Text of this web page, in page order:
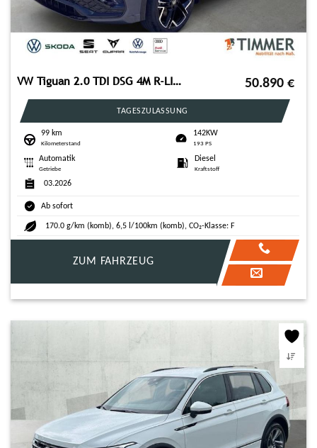
VW Tiguan 2.0 TDI DSG 4M R-LINE BLACK +AHK +PANO +S 50.890 €
TAGESZULASSUNG
99 km
Kilometerstand
142KW
193 PS
Automatik
Getriebe
Diesel
Kraftstoff
03.2026
Ab sofort
170.0 g/km (komb), 6,5 l/100km (komb), CO₂-Klasse: F
ZUM FAHRZEUG